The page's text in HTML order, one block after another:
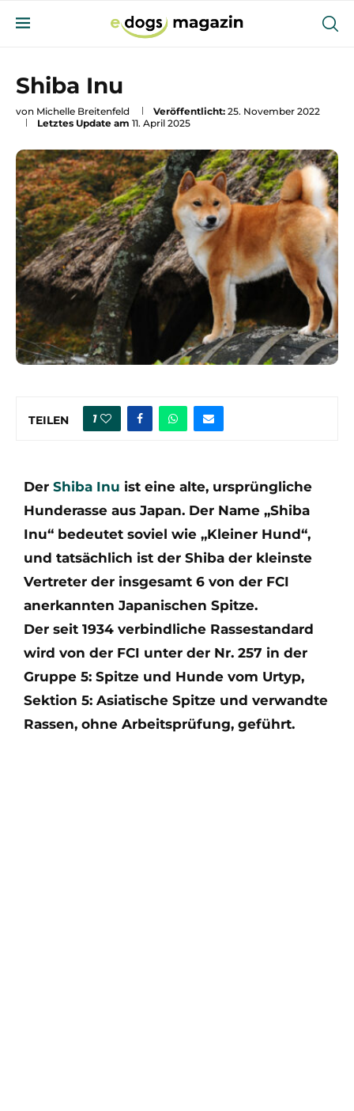
Shiba Inu
von Michelle Breitenfeld Veröffentlicht: 25. November 2022
Letztes Update am 11. April 2025
TEILEN 1
Der Shiba Inu ist eine alte, ursprüngliche
Hunderasse aus Japan. Der Name „Shiba
Inu“ bedeutet soviel wie „Kleiner Hund“,
und tatsächlich ist der Shiba der kleinste
Vertreter der insgesamt 6 von der FCI
anerkannten Japanischen Spitze.
Der seit 1934 verbindliche Rassestandard
wird von der FCI unter der Nr. 257 in der
Gruppe 5: Spitze und Hunde vom Urtyp,
Sektion 5: Asiatische Spitze und verwandte
Rassen, ohne Arbeitsprüfung, geführt.